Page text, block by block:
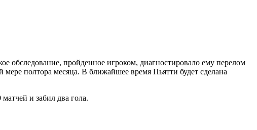
обследование, пройденное игроком, диагностировало ему перелом
полтора месяца. В ближайшее время Пьятти будет сделана
и забил два гола.